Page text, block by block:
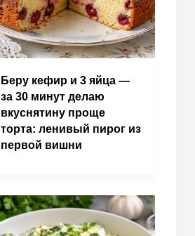
Беру кефир и 3 яйца —
за 30 минут делаю
вкуснятину проще
торта: ленивый пирог из
первой вишни